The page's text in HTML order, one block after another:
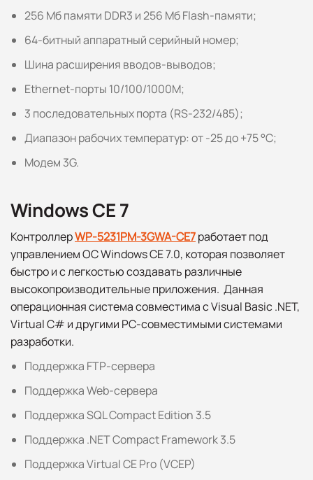
256 Мб памяти DDR3 и 256 Мб Flash-памяти;
64-битный аппаратный серийный номер;
Шина расширения вводов-выводов;
Ethernet-порты 10/100/1000M;
3 последовательных порта (RS-232/485);
Диапазон рабочих температур: от -25 до +75 °C;
Модем 3G.
Windows CE 7
КонтроллерWP-5231PM-3GWA-CE7работает под
управлением ОС Windows CE 7.0, которая позволяет
быстро и с легкостью создавать различные
высокопроизводительные приложения. Данная
операционная система совместима с Visual Basic .NET,
Virtual C# и другими PC-совместимыми системами
разработки.
Поддержка FTP-сервера
Поддержка Web-сервера
Поддержка SQL Compact Edition 3.5
Поддержка .NET Compact Framework 3.5
Поддержка Virtual CE Pro (VCEP)